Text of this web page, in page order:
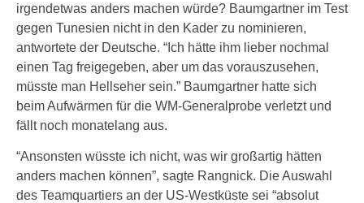
irgendetwas anders machen würde? Baumgartner im Test
gegen Tunesien nicht in den Kader zu nominieren,
antwortete der Deutsche. “Ich hätte ihm lieber nochmal
einen Tag freigegeben, aber um das vorauszusehen,
müsste man Hellseher sein.” Baumgartner hatte sich
beim Aufwärmen für die WM-Generalprobe verletzt und
fällt noch monatelang aus.
“Ansonsten wüsste ich nicht, was wir großartig hätten
anders machen können”, sagte Rangnick. Die Auswahl
des Teamquartiers an der US-Westküste sei “absolut